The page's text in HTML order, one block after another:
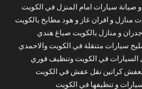
صيانة سيارات امام المنزل في الكويت
منازل و افران غاز و هود مطابخ بالكويت
و منازل بالكويت صباغ هندي
سيارات متنقلة في الكويت والاحمدي
في الكويت وتنظيف فوري
كراتين نقل عفش في الكويت
و تنظيفها في الكويت